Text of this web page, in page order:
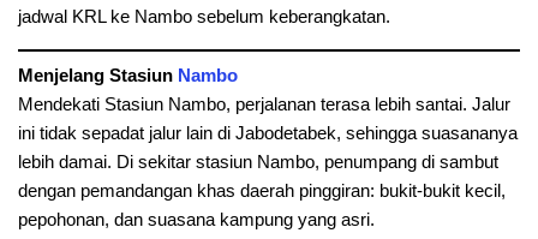
jadwal KRL ke Nambo sebelum keberangkatan.
Menjelang Stasiun Nambo
Mendekati Stasiun Nambo, perjalanan terasa lebih santai. Jalur
ini tidak sepadat jalur lain di Jabodetabek, sehingga suasananya
lebih damai. Di sekitar stasiun Nambo, penumpang di sambut
dengan pemandangan khas daerah pinggiran: bukit-bukit kecil,
pepohonan, dan suasana kampung yang asri.